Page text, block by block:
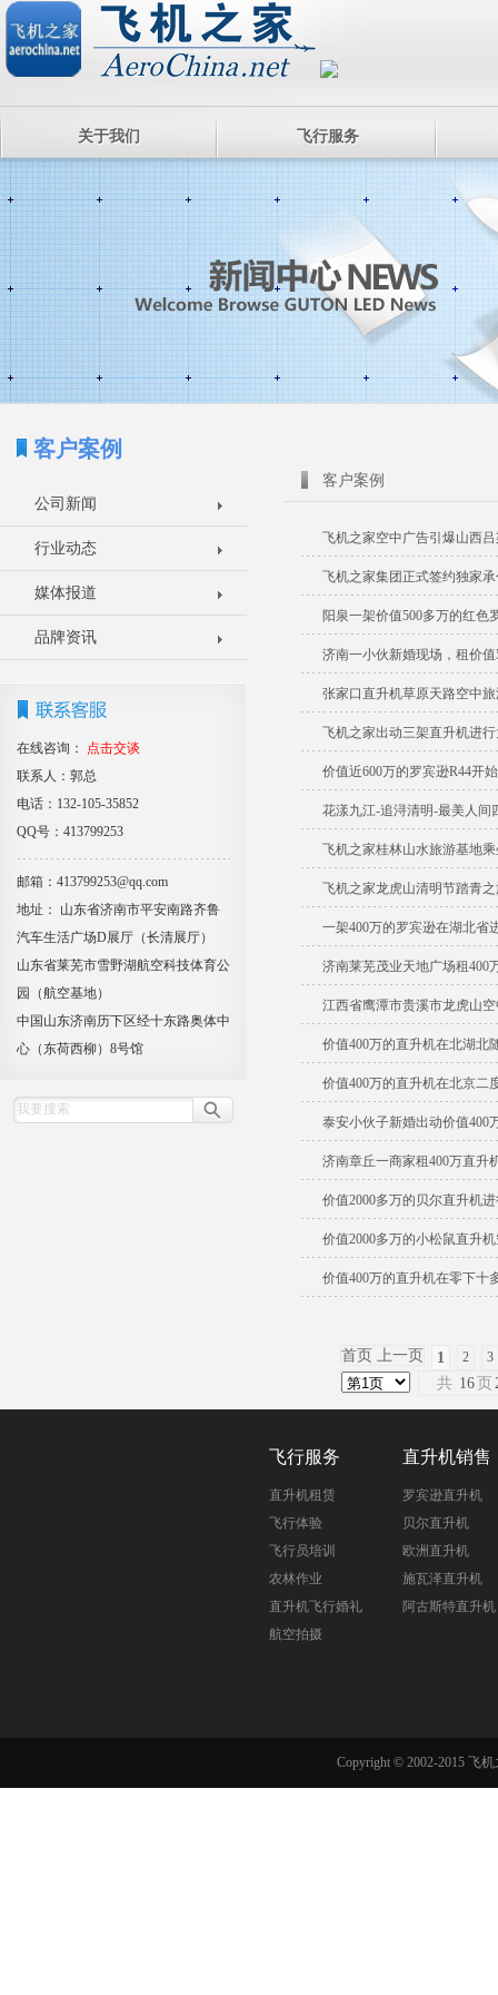
关于我们 飞行服务
客户案例
公司新闻
行业动态
媒体报道
品牌资讯
在线咨询：
点击交谈
联系人：郭总
电话：132-105-35852
QQ号：413799253
邮箱：413799253@qq.com
地址： 山东省济南市平安南路齐鲁
汽车生活广场D展厅（长清展厅）
山东省莱芜市雪野湖航空科技体育公
园（航空基地）
中国山东济南历下区经十东路奥体中
心（东荷西柳）8号馆
客户案例
飞机之家空中广告引爆山西
飞机之家集团正式签约独家
阳泉一架价值500多万的红色
济南一小伙新婚现场，租价
张家口直升机草原天路空中
飞机之家出动三架直升机进
价值近600万的罗宾逊R44开
花漾九江-追浔清明-最美人间
飞机之家桂林山水旅游基地
飞机之家龙虎山清明节踏青
一架400万的罗宾逊在湖北省
济南莱芜茂业天地广场租400
江西省鹰潭市贵溪市龙虎山
价值400万的直升机在北湖北
价值400万的直升机在北京二
泰安小伙子新婚出动价值400
济南章丘一商家租400万直升
价值2000多万的贝尔直升机
价值2000多万的小松鼠直升
价值400万的直升机在零下十
首页 上一页 1 2 3
共 16 页
飞行服务
直升机租赁
飞行体验
飞行员培训
农林作业
直升机飞行婚礼
航空拍摄
直升机销售
罗宾逊直升机
贝尔直升机
欧洲直升机
施瓦泽直升机
阿古斯特直升机
Copyright © 2002-2015 飞